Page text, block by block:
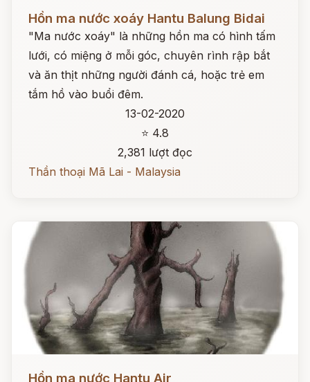
Đọc ngay
Hồn ma nước xoáy Hantu Balung Bidai
"Ma nước xoáy" là những hồn ma có hình tấm
lưới, có miệng ở mỗi góc, chuyên rình rập bắt
và ăn thịt những người đánh cá, hoặc trẻ em
tắm hồ vào buổi đêm.
13-02-2020
⭐ 4.8
2,381 lượt đọc
Thần thoại Mã Lai - Malaysia
Đọc ngay
Hồn ma nước Hantu Air